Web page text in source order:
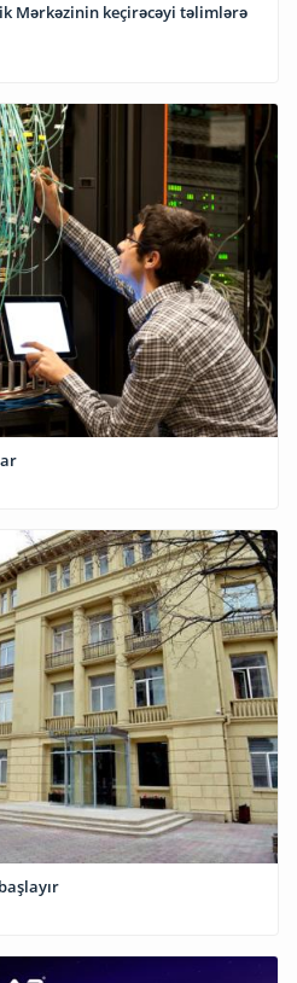
Mərkəzinin keçirəcəyi təlimlərə